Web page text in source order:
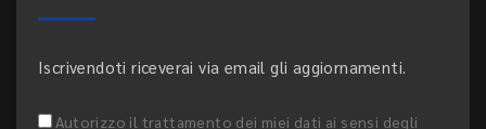
Iscrivendoti riceverai via email gli aggiornamenti.
Autorizzo il trattamento dei miei dati ai sensi degli